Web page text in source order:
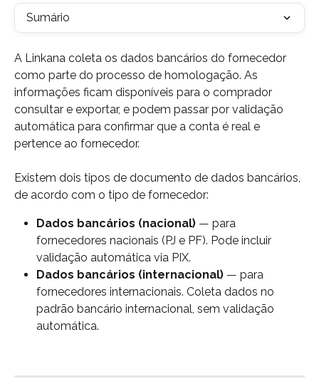
Sumário
A Linkana coleta os dados bancários do fornecedor
como parte do processo de homologação. As
informações ficam disponíveis para o comprador
consultar e exportar, e podem passar por validação
automática para confirmar que a conta é real e
pertence ao fornecedor.
Existem dois tipos de documento de dados bancários,
de acordo com o tipo de fornecedor:
Dados bancários (nacional) — para
fornecedores nacionais (PJ e PF). Pode incluir
validação automática via PIX.
Dados bancários (internacional) — para
fornecedores internacionais. Coleta dados no
padrão bancário internacional, sem validação
automática.